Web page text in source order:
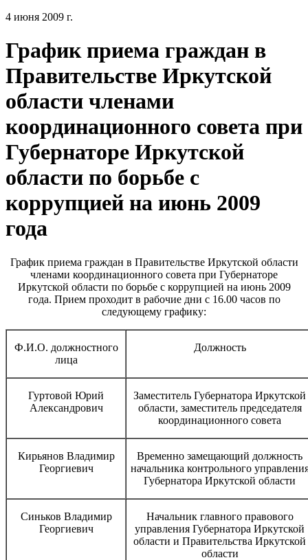
4 июня 2009 г.
График приема граждан в
Правительстве Иркутской
области членами
координационного совета при
Губернаторе Иркутской
области по борьбе с
коррупцией на июнь 2009
года
График приема граждан в Правительстве Иркутской области
членами координационного совета при Губернаторе
Иркутской области по борьбе с коррупцией на июнь 2009
года. Прием проходит в рабочие дни с 16.00 часов по
следующему графику:
Ф.И.О. должностного
лица
Должность
Гуртовой Юрий
Александрович
Заместитель Губернатора Иркутской
области, заместитель председателя
координационного совета
Кирьянов Владимир
Георгиевич
Временно замещающий должность
начальника контрольного
Губернатора Иркутской области
Синьков Владимир
Георгиевич
Начальник главного правового
управления Губернатора Иркутской
области и Правительства Иркутской
области